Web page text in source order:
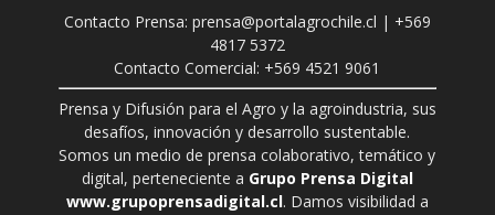
Contacto Prensa: prensa@portalagrochile.cl | +569
4817 5372
Contacto Comercial: +569 4521 9061
Prensa y Difusión para el Agro y la agroindustria, sus
desafíos, innovación y desarrollo sustentable.
Somos un medio de prensa colaborativo, temático y
digital, perteneciente a Grupo Prensa Digital
www.grupoprensadigital.cl. Damos visibilidad a